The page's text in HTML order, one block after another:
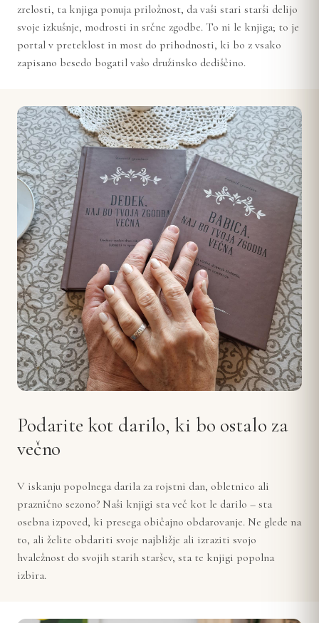
zrelosti, ta knjiga ponuja priložnost, da vaši stari starši delijo
svoje izkušnje, modrosti in srčne zgodbe. To ni le knjiga; to je
portal v preteklost in most do prihodnosti, ki bo z vsako
zapisano besedo bogatil vašo družinsko dediščino.
Podarite kot darilo, ki bo ostalo za
večno
V iskanju popolnega darila za rojstni dan, obletnico ali
praznično sezono? Naši knjigi sta več kot le darilo – sta
osebna izpoved, ki presega običajno obdarovanje. Ne glede na
to, ali želite obdariti svoje najbližje ali izraziti svojo
hvaležnost do svojih starih staršev, sta te knjigi popolna
izbira.